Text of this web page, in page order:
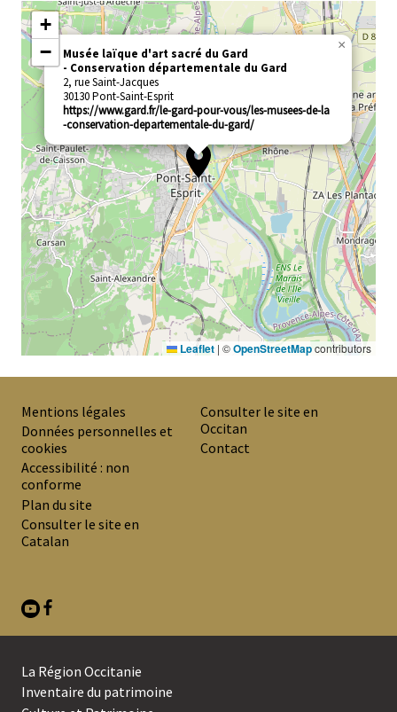
ans
25
ans
Musée laïque d'art sacré du Gard
Conservation départementale du Gard
2, rue Saint-Jacques
30130Pont-Saint-Esprit
https://www.gard.fr/le-gard-pour-vous/les-musees-de-la
-conservation-departementale-du-gard/
×
+
−
Leaflet | ©OpenStreetMapcontributors
PREMIER
MENU
DE
BAS
DE
Mentions légales
Données personnelles et
cookies
Accessibilité : non
conforme
Plan du site
Consulter le site en
Catalan
Consulter le site en
Occitan
Contact
SECOND
La Région Occitanie
Inventaire du patrimoine